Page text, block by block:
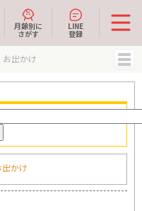
月齢別に
さがす
LINE
登録
MENU
お出かけ
出かけ